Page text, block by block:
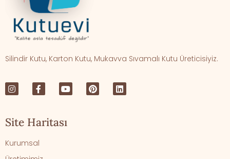
Silindir Kutu, Karton Kutu, Mukavva Sıvamalı Kutu Üreticisiyiz.
Site Haritası
Kurumsal